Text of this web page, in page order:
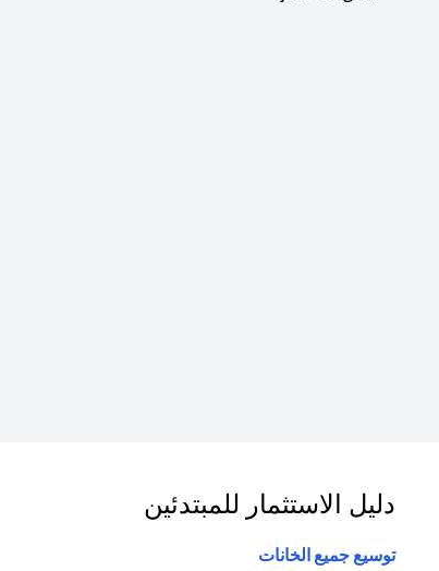
دليل الاستثمار للمبتدئين
توسيع جميع الخانات